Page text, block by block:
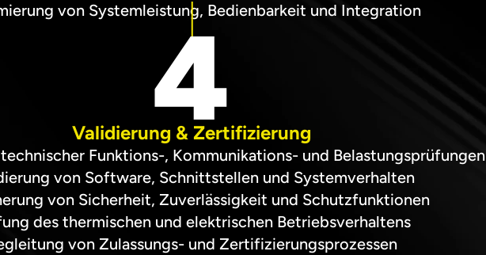
von Systemleistung, Bedienbarkeit und Integration
4
Validierung & Zertifizierung
Funktions-, Kommunikations- und Belastungsprüfungen
von Software, Schnittstellen und Systemverhalten
von Sicherheit, Zuverlässigkeit und Schutzfunktionen
des thermischen und elektrischen Betriebsverhaltens
von Zulassungs- und Zertifizierungsprozessen